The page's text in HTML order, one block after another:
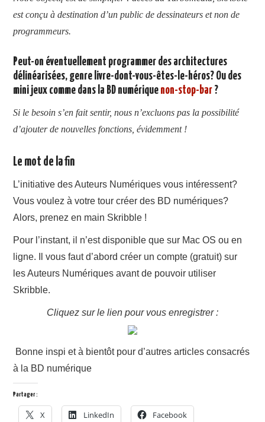
est conçu à destination d’un public de dessinateurs et non de
programmeurs.
Peut-on éventuellement programmer des architectures
délinéarisées, genre livre-dont-vous-êtes-le-héros? Ou des
mini jeux comme dans la BD numérique non-stop-bar ?
Si le besoin s’en fait sentir, nous n’excluons pas la possibilité
d’ajouter de nouvelles fonctions, évidemment !
Le mot de la fin
L’initiative des Auteurs Numériques vous intéressent?
Vous voulez à votre tour créer des BD numériques?
Alors, prenez en main Skribble !
Pour l’instant, il n’est disponible que sur Mac OS ou en
ligne. Il vous faut d’abord créer un compte (gratuit) sur
les Auteurs Numériques avant de pouvoir utiliser
Skribble.
Cliquez sur le lien pour vous enregistrer :
Bonne inspi et à bientôt pour d’autres articles consacrés
à la BD numérique
Partager :
X LinkedIn Facebook